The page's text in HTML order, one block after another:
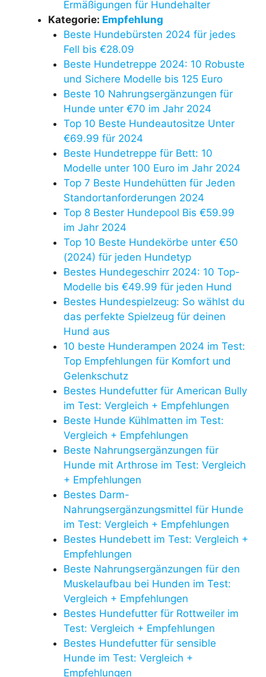
Ermäßigungen für Hundehalter
Kategorie: Empfehlung
Beste Hundebürsten 2024 für jedes
Fell bis €28.09
Beste Hundetreppe 2024: 10 Robuste
und Sichere Modelle bis 125 Euro
Beste 10 Nahrungsergänzungen für
Hunde unter €70 im Jahr 2024
Top 10 Beste Hundeautositze Unter
€69.99 für 2024
Beste Hundetreppe für Bett: 10
Modelle unter 100 Euro im Jahr 2024
Top 7 Beste Hundehütten für Jeden
Standortanforderungen 2024
Top 8 Bester Hundepool Bis €59.99
im Jahr 2024
Top 10 Beste Hundekörbe unter €50
(2024) für jeden Hundetyp
Bestes Hundegeschirr 2024: 10 Top-
Modelle bis €49.99 für jeden Hund
Bestes Hundespielzeug: So wählst du
das perfekte Spielzeug für deinen
Hund aus
10 beste Hunderampen 2024 im Test:
Top Empfehlungen für Komfort und
Gelenkschutz
Bestes Hundefutter für American Bully
im Test: Vergleich + Empfehlungen
Beste Hunde Kühlmatten im Test:
Vergleich + Empfehlungen
Beste Nahrungsergänzungen für
Hunde mit Arthrose im Test: Vergleich
+ Empfehlungen
Bestes Darm-
Nahrungsergänzungsmittel für Hunde
im Test: Vergleich + Empfehlungen
Bestes Hundebett im Test: Vergleich +
Empfehlungen
Beste Nahrungsergänzungen für den
Muskelaufbau bei Hunden im Test:
Vergleich + Empfehlungen
Bestes Hundefutter für Rottweiler im
Test: Vergleich + Empfehlungen
Bestes Hundefutter für sensible
Hunde im Test: Vergleich +
Empfehlungen